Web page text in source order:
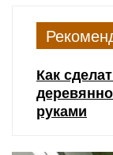
Как
руками